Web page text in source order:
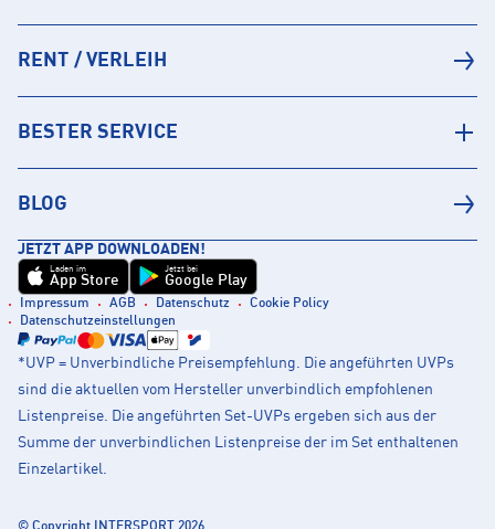
RENT / VERLEIH
BESTER SERVICE
BLOG
JETZT APP DOWNLOADEN!
Laden im
App Store
Jetzt bei
Google Play
Impressum AGB Datenschutz
Cookie Policy
Datenschutzeinstellungen
*UVP = Unverbindliche Preisempfehlung. Die angeführten UVPs
sind die aktuellen vom Hersteller unverbindlich empfohlenen
Listenpreise. Die angeführten Set-UVPs ergeben sich aus der
Summe der unverbindlichen Listenpreise der im Set enthaltenen
Einzelartikel.
© Copyright INTERSPORT 2026